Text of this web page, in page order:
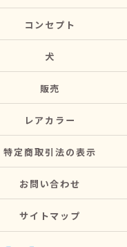
コンセプト
犬
販売
レアカラー
特定商取引法の表示
お問い合わせ
サイトマップ